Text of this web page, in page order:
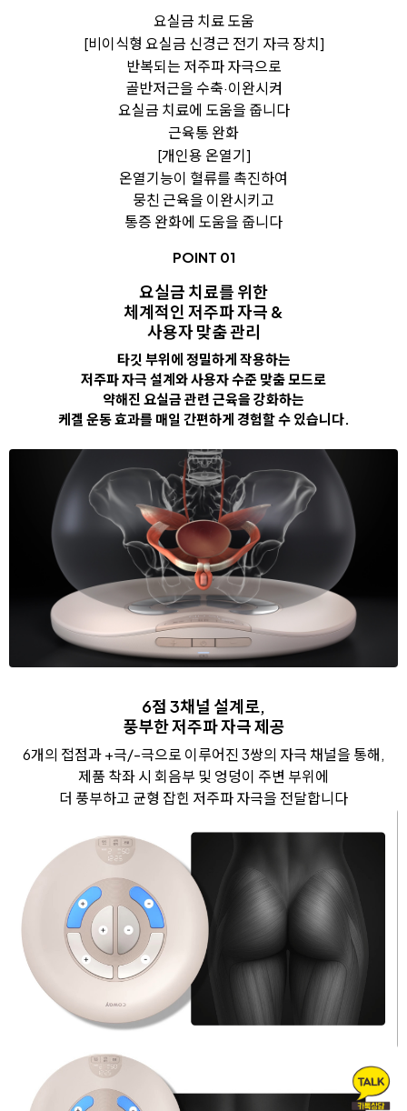
요실금 치료 도움
[비이식형 요실금 신경근 전기 자극 장치]
반복되는 저주파 자극으로
골반저근을 수축·이완시켜
요실금 치료에 도움을 줍니다
근육통 완화
[개인용 온열기]
온열기능이 혈류를 촉진하여
뭉친 근육을 이완시키고
통증 완화에 도움을 줍니다
POINT 01
요실금 치료를 위한
체계적인 저주파 자극 &
사용자 맞춤 관리
타깃 부위에 정밀하게 작용하는
저주파 자극 설계와 사용자 수준 맞춤 모드로
약해진 요실금 관련 근육을 강화하는
케겔 운동 효과를 매일 간편하게 경험할 수 있습니다.
6점 3채널 설계로,
풍부한 저주파 자극 제공
6개의 접점과 +극/-극으로 이루어진 3쌍의 자극 채널을 통해,
제품 착좌 시 회음부 및 엉덩이 주변 부위에
더 풍부하고 균형 잡힌 저주파 자극을 전달합니다